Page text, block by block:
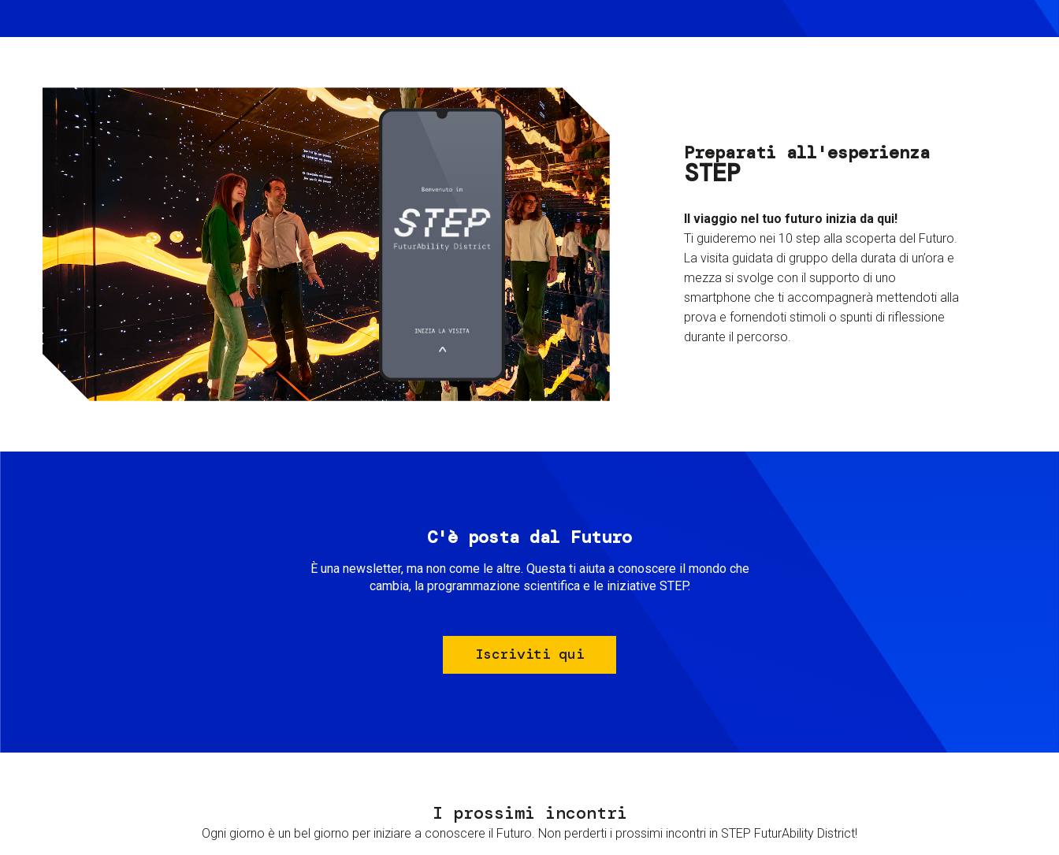
Preparati all'esperienza
STEP
Il viaggio nel tuo futuro inizia da qui!
Ti guideremo nei 10 step alla scoperta del Futuro.
La visita guidata di gruppo della durata di un’ora e
mezza si svolge con il supporto di uno
smartphone che ti accompagnerà mettendoti alla
prova e fornendoti stimoli o spunti di riflessione
durante il percorso.
C'è posta dal Futuro
È una newsletter, ma non come le altre. Questa ti aiuta a conoscere il mondo che
cambia, la programmazione scientifica e le iniziative STEP.
Iscriviti qui
I prossimi incontri
Ogni giorno è un bel giorno per iniziare a conoscere il Futuro. Non perderti i prossimi incontri in STEP FuturAbility District!